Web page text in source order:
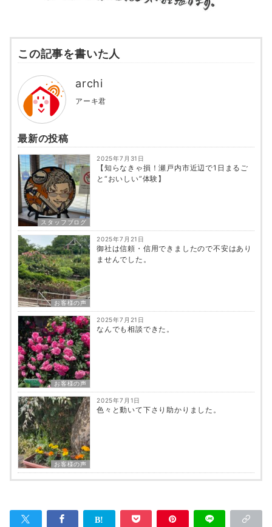
この記事を書いた人
archi
アーキ君
最新の投稿
スタッフブログ
2025年7月31日
【知らなきゃ損！瀬戸内市近辺で1日まるご
と“おいしい”体験】
お客様の声
2025年7月21日
御社は信頼・信用できましたので不安はあり
ませんでした。
お客様の声
2025年7月21日
なんでも相談できた。
お客様の声
2025年7月1日
色々と動いて下さり助かりました。